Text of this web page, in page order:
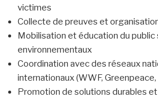
victimes
Collecte de preuves et
Mobilisation et éducation du public
environnementaux
Coordination avec des réseaux
internationaux (WWF, Greenpeace,
Promotion de solutions durables